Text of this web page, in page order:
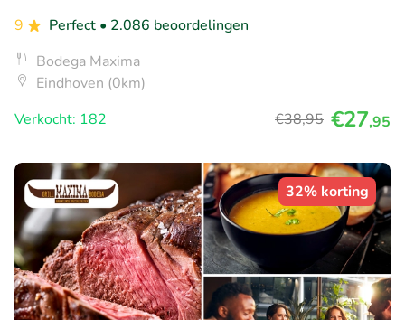
9
Perfect • 2.086 beoordelingen
Bodega Maxima
Eindhoven (0km)
Verkocht: 182
€38,95 €27,95
32% korting